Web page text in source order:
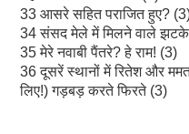
33 आसरे सहित पराजित हुए?
34 संसद मेले में मिलने वाले
35 मेरे नवाबी पैंतरे? हे राम! (3)
36 दूसरें स्थानों में रितेश और
लिए!) गड़बड़ करते फिरते (3)